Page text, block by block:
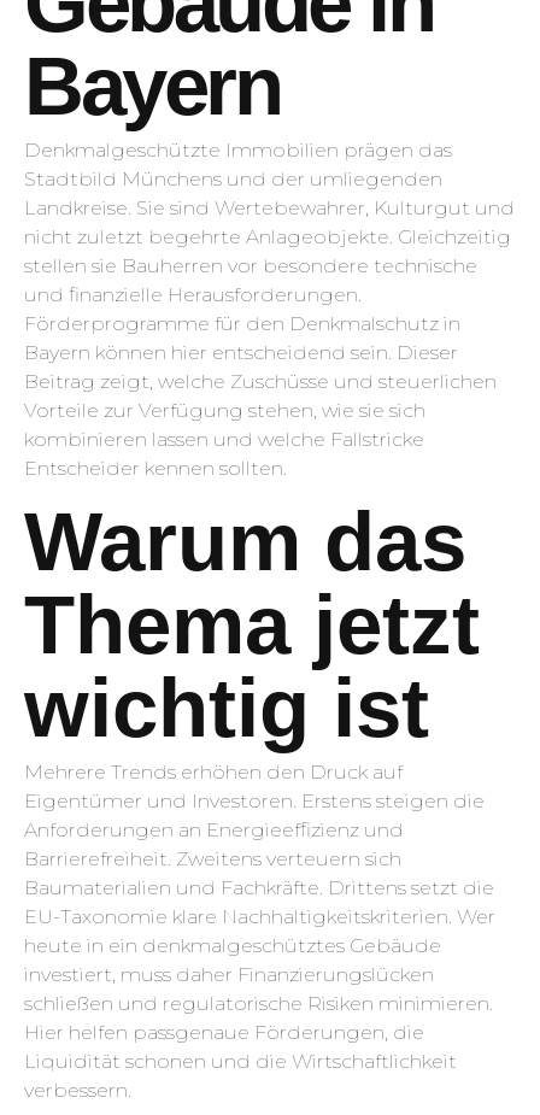
Bayern
Denkmalgeschützte Immobilien prägen das
Stadtbild Münchens und der umliegenden
Landkreise. Sie sind Wertebewahrer, Kulturgut und
nicht zuletzt begehrte Anlageobjekte. Gleichzeitig
stellen sie Bauherren vor besondere technische
und finanzielle Herausforderungen.
Förderprogramme für den Denkmalschutz in
Bayern können hier entscheidend sein. Dieser
Beitrag zeigt, welche Zuschüsse und steuerlichen
Vorteile zur Verfügung stehen, wie sie sich
kombinieren lassen und welche Fallstricke
Entscheider kennen sollten.
Warum das
Thema jetzt
wichtig ist
Mehrere Trends erhöhen den Druck auf
Eigentümer und Investoren. Erstens steigen die
Anforderungen an Energieeffizienz und
Barrierefreiheit. Zweitens verteuern sich
Baumaterialien und Fachkräfte. Drittens setzt die
EU-Taxonomie klare Nachhaltigkeitskriterien. Wer
heute in ein denkmalgeschütztes Gebäude
investiert, muss daher Finanzierungslücken
schließen und regulatorische Risiken minimieren.
Hier helfen passgenaue Förderungen, die
Liquidität schonen und die Wirtschaftlichkeit
verbessern.